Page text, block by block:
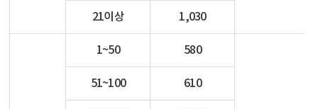
21이상 1,030
1~50 580
51~100 610